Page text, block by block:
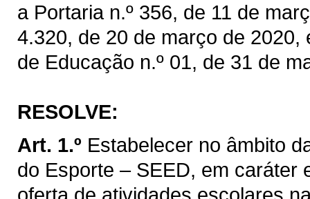
a Portaria n.º 356, de 11 de
4.320, de 20 de março de
de Educação n.º 01, de 31 de
RESOLVE:
Art. 1.º Estabelecer no âmbito
do Esporte – SEED, em caráter